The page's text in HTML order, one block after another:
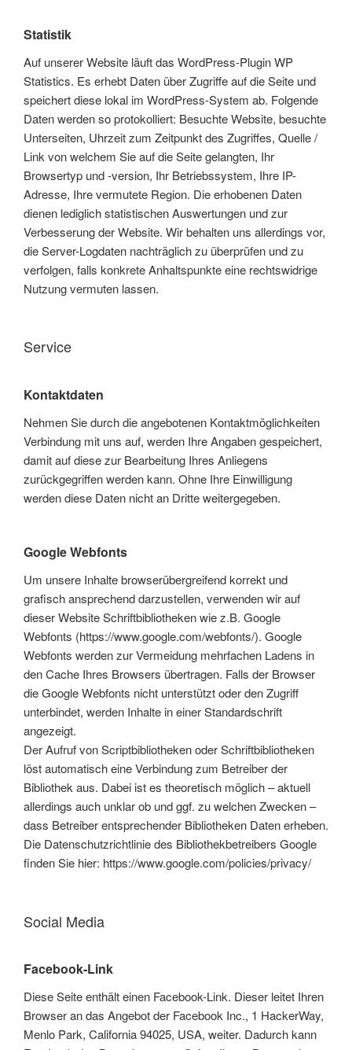
Statistik
Auf unserer Website läuft das WordPress-Plugin WP
Statistics. Es erhebt Daten über Zugriffe auf die Seite und
speichert diese lokal im WordPress-System ab. Folgende
Daten werden so protokolliert: Besuchte Website, besuchte
Unterseiten, Uhrzeit zum Zeitpunkt des Zugriffes, Quelle /
Link von welchem Sie auf die Seite gelangten, Ihr
Browsertyp und -version, Ihr Betriebssystem, Ihre IP-
Adresse, Ihre vermutete Region. Die erhobenen Daten
dienen lediglich statistischen Auswertungen und zur
Verbesserung der Website. Wir behalten uns allerdings vor,
die Server-Logdaten nachträglich zu überprüfen und zu
verfolgen, falls konkrete Anhaltspunkte eine rechtswidrige
Nutzung vermuten lassen.
Service
Kontaktdaten
Nehmen Sie durch die angebotenen Kontaktmöglichkeiten
Verbindung mit uns auf, werden Ihre Angaben gespeichert,
damit auf diese zur Bearbeitung Ihres Anliegens
zurückgegriffen werden kann. Ohne Ihre Einwilligung
werden diese Daten nicht an Dritte weitergegeben.
Google Webfonts
Um unsere Inhalte browserübergreifend korrekt und
grafisch ansprechend darzustellen, verwenden wir auf
dieser Website Schriftbibliotheken wie z.B. Google
Webfonts (https://www.google.com/webfonts/). Google
Webfonts werden zur Vermeidung mehrfachen Ladens in
den Cache Ihres Browsers übertragen. Falls der Browser
die Google Webfonts nicht unterstützt oder den Zugriff
unterbindet, werden Inhalte in einer Standardschrift
angezeigt.
Der Aufruf von Scriptbibliotheken oder Schriftbibliotheken
löst automatisch eine Verbindung zum Betreiber der
Bibliothek aus. Dabei ist es theoretisch möglich – aktuell
allerdings auch unklar ob und ggf. zu welchen Zwecken –
dass Betreiber entsprechender Bibliotheken Daten erheben.
Die Datenschutzrichtlinie des Bibliothekbetreibers Google
finden Sie hier: https://www.google.com/policies/privacy/
Social Media
Facebook-Link
Diese Seite enthält einen Facebook-Link. Dieser leitet Ihren
Browser an das Angebot der Facebook Inc., 1 HackerWay,
Menlo Park, California 94025, USA, weiter. Dadurch kann